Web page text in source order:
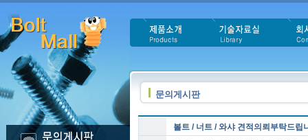
문의게시판
볼트 / 너트 / 와샤 견적의뢰부탁드립